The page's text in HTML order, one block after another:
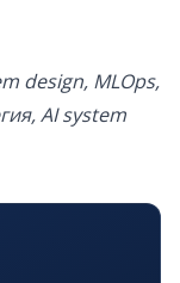
design, MLOps,
AI system